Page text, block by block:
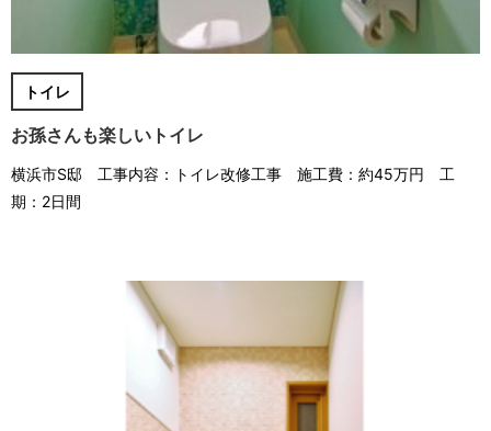
トイレ
お孫さんも楽しいトイレ
横浜市S邸 工事内容：トイレ改修工事 施工費：約45万円 工
期：2日間